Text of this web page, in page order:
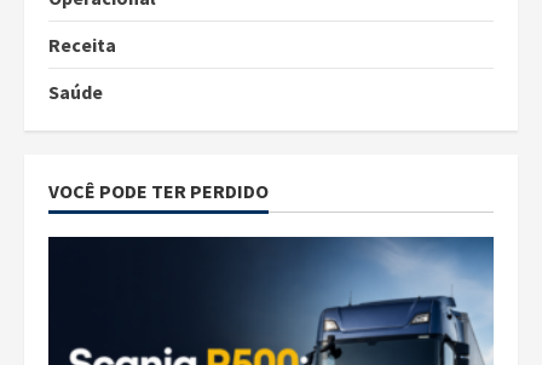
Receita
Saúde
VOCÊ PODE TER PERDIDO